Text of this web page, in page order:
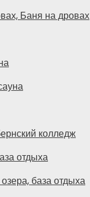
Баня на дровах
колледж
отдыха
база отдыха